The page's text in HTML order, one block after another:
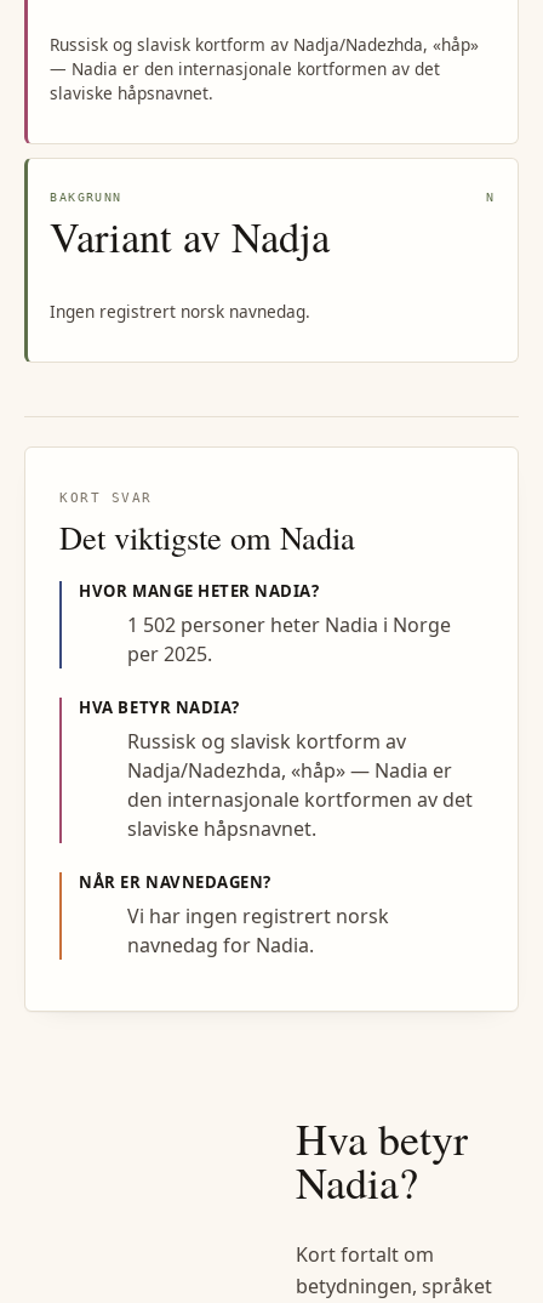
Russisk og slavisk kortform av Nadja/Nadezhda, «håp»
— Nadia er den internasjonale kortformen av det
slaviske håpsnavnet.
BAKGRUNN N
Variant av Nadja
Ingen registrert norsk navnedag.
KORT SVAR
Det viktigste om Nadia
HVOR MANGE HETER NADIA?
1 502 personer heter Nadia i Norge
per 2025.
HVA BETYR NADIA?
Russisk og slavisk kortform av
Nadja/Nadezhda, «håp» — Nadia er
den internasjonale kortformen av det
slaviske håpsnavnet.
NÅR ER NAVNEDAGEN?
Vi har ingen registrert norsk
navnedag for Nadia.
Hva betyr
Nadia?
Kort fortalt om
betydningen, språket